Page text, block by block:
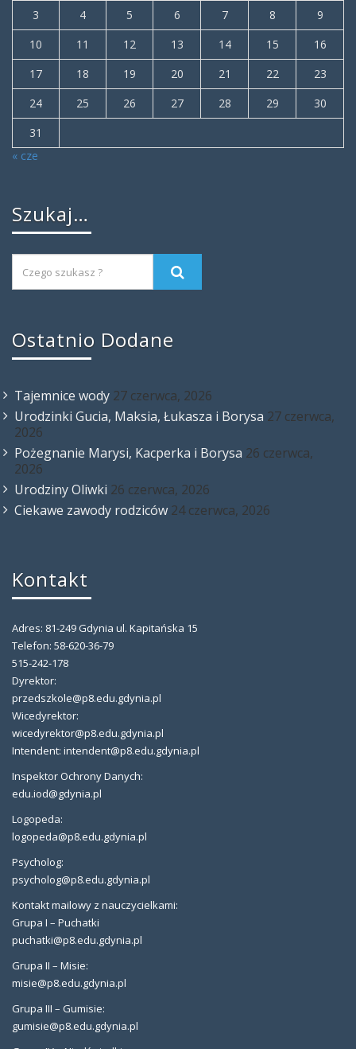
3
4 5 6 7 8
9
10
11 12 13 14 15
16
17
18 19 20 21 22
23
24
25 26 27 28 29
30
31
« cze
Szukaj…
Ostatnio Dodane
Tajemnice wody 27 czerwca, 2026
Urodzinki Gucia, Maksia, Łukasza i Borysa 27 czerwca,
2026
Pożegnanie Marysi, Kacperka i Borysa 26 czerwca,
2026
Urodziny Oliwki 26 czerwca, 2026
Ciekawe zawody rodziców 24 czerwca, 2026
Kontakt
Adres: 81-249 Gdynia ul. Kapitańska 15
Telefon: 58-620-36-79
515-242-178
Dyrektor:
przedszkole@p8.edu.gdynia.pl
Wicedyrektor:
wicedyrektor@p8.edu.gdynia.pl
Intendent: intendent@p8.edu.gdynia.pl
Inspektor Ochrony Danych:
edu.iod@gdynia.pl
Logopeda:
logopeda@p8.edu.gdynia.pl
Psycholog:
psycholog@p8.edu.gdynia.pl
Kontakt mailowy z nauczycielkami:
Grupa I – Puchatki
puchatki@p8.edu.gdynia.pl
Grupa II – Misie:
misie@p8.edu.gdynia.pl
Grupa III – Gumisie:
gumisie@p8.edu.gdynia.pl